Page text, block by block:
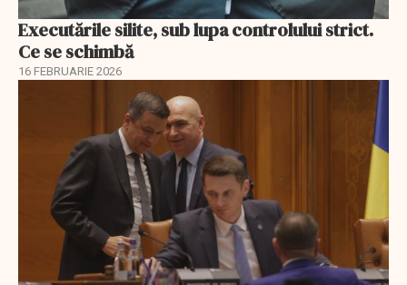
Executările silite, sub lupa controlului strict.
Ce se schimbă
16 FEBRUARIE 2026